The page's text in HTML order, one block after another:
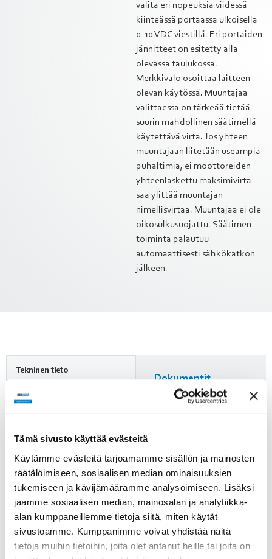
Tämä sivusto käyttää evästeitä
Käytämme evästeitä tarjoamamme sisällön ja mainosten
räätälöimiseen, sosiaalisen median ominaisuuksien
tukemiseen ja kävijämäärämme analysoimiseen. Lisäksi
jaamme sosiaalisen median, mainosalan ja analytiikka-
alan kumppaneillemme tietoja siitä, miten käytät
sivustoamme. Kumppanimme voivat yhdistää näitä
tietoja muihin tietoihin, joita olet antanut heille tai joita on
valita eri nopeuksia viidessä
kiinteässä portaassa ulkoisella
0-10 VDC viestillä. Eri portaiden
jännitteet on esitetty alla
olevassa taulukossa.
Merkkivalo osoittaa laitteen
olevan käytössä. Muuntajaa
valittaessa on tärkeää tietää
suurin mahdollinen säätimellä
käytettävä virta. Jos yhteen
muuntajaan liitetään useampia
puhaltimia, ei moottoreiden
yhteenlaskettu maksimivirta
saa ylittää muuntajan
nimellisvirtaa. Muuntajaa ei ole
oikosulkusuojattu. Säätimen
toiminta palautuu
automaattisesti sähkökatkon
jälkeen.
Tekninen tieto
Kuvaus
Digitaalinen
7.5A, 0-10VDC
Jännite
1~230 VAC
Jännitealue
0-110-140-170-190-230
V
Dokumentit
Luo esitesivu
Lisätietoja
Huomioi ErP-direktiivi!
ErP-direktiivi ei koske alle
125 W puhaltimia. Yli 125 W
puhaltimien kohdalle on